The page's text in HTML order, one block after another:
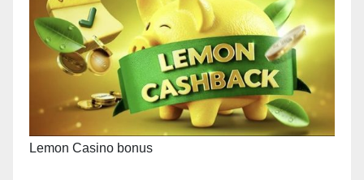
Lemon Casino bonus